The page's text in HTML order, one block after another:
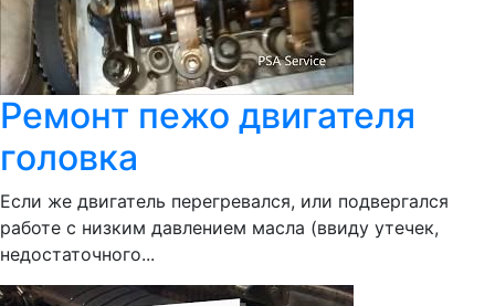
Ремонт пежо двигателя
головка
Если же двигатель перегревался, или подвергался
работе с низким давлением масла (ввиду утечек,
недостаточного...